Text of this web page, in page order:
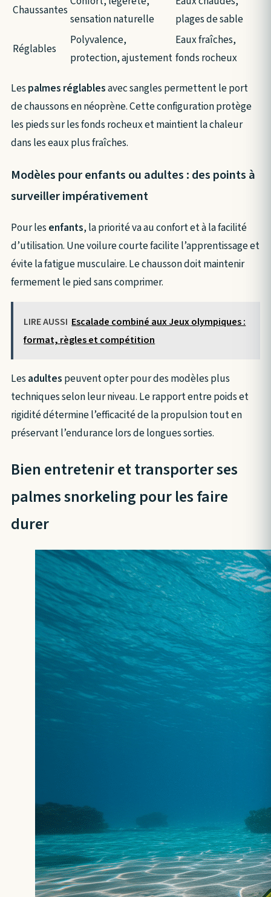
Chaussantes
sensation naturelle
plages de sable
Réglables
Polyvalence,
protection, ajustement
Eaux fraîches,
fonds rocheux
Lespalmes réglablesavec sangles permettent le port
de chaussons en néoprène. Cette configuration protège
les pieds sur les fonds rocheux et maintient la chaleur
dans les eaux plus fraîches.
Modèles pour enfants ou adultes : des points à
surveiller impérativement
Pour lesenfants, la priorité va au confort et à la facilité
d’utilisation. Une voilure courte facilite l’apprentissage et
évite la fatigue musculaire. Le chausson doit maintenir
fermement le pied sans comprimer.
LIRE AUSSI Escalade combiné aux Jeux olympiques :
format, règles et compétition
Lesadultes peuvent opter pour des modèles plus
techniques selon leur niveau. Le rapport entre poids et
rigidité détermine l’efficacité de la propulsion tout en
préservant l’endurance lors de longues sorties.
Bien entretenir et transporter ses
palmes snorkeling pour les faire
durer